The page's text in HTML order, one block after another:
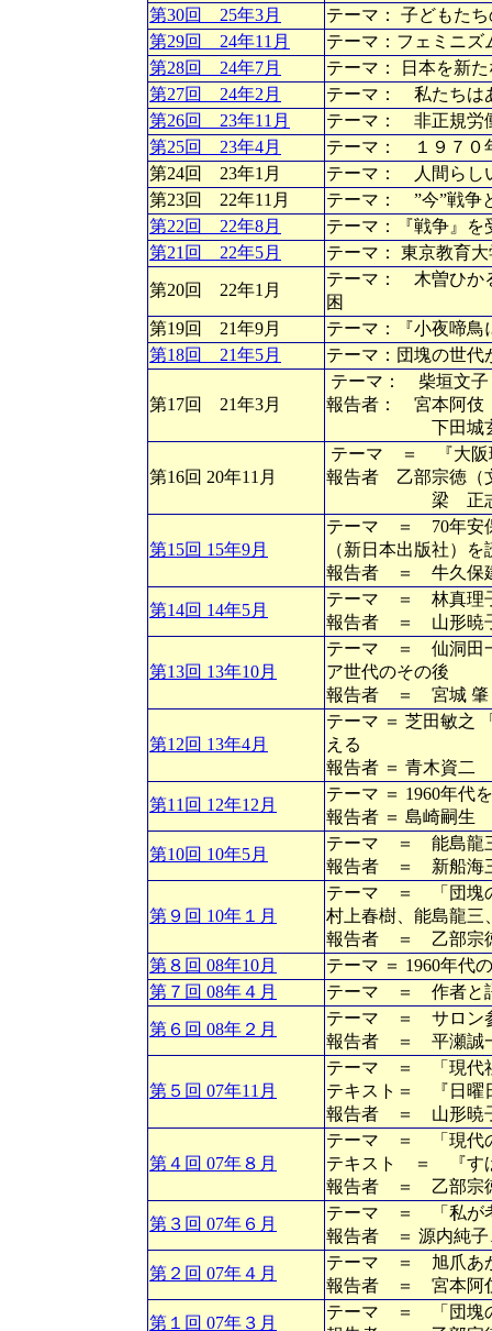
第30回 25年3月
テーマ： 子どもた
第29回 24年11月
テーマ：フェミニ
第28回 24年7月
テーマ： 日本を新
第27回 24年2月
テーマ： 私たちは
第26回 23年11月
テーマ： 非正規労
第25回 23年4月
テーマ： １９７０
第24回 23年1月
テーマ： 人間らし
第23回 22年11月
テーマ： ”今”戦争
第22回 22年8月
テーマ：『戦争』
第21回 22年5月
テーマ： 東京教育
第20回 22年1月
テーマ： 木曽ひか
困
第19回 21年9月
テーマ：『小夜啼
第18回 21年5月
テーマ：団塊の世
第17回 21年3月
テーマ： 柴垣文子
報告者： 宮本阿伎
下田城玄（文
第16回 20年11月
テーマ ＝ 『大阪
報告者 乙部宗徳（
梁 正志（第15
第15回 15年9月
テーマ ＝ 70年安
（新日本出版社）を
報告者 ＝ 牛久保
第14回 14年5月
テーマ ＝ 林真理
報告者 ＝ 山形暁
第13回 13年10月
テーマ ＝ 仙洞田
ア世代のその後
報告者 ＝ 宮城 肇
第12回 13年4月
テーマ ＝ 芝田敏之
える
報告者 ＝ 青木資二
第11回 12年12月
テーマ ＝ 1960年代
報告者 ＝ 島崎嗣生
第10回 10年5月
テーマ ＝ 能島龍
報告者 ＝ 新船海
第９回 10年１月
テーマ ＝ 「団塊
村上春樹、能島龍三
報告者 ＝ 乙部宗
第８回 08年10月
テーマ ＝ 1960年代
第７回 08年４月
テーマ ＝ 作者と
第６回 08年２月
テーマ ＝ サロン
報告者 ＝ 平瀬誠
第５回 07年11月
テーマ ＝ 「現代
テキスト＝ 『日曜
報告者 ＝ 山形暁
第４回 07年８月
テーマ ＝ 「現代
テキスト ＝ 『す
報告者 ＝ 乙部宗
第３回 07年６月
テーマ ＝ 「私が
報告者 ＝ 源内純子
第２回 07年４月
テーマ ＝ 旭爪あか
報告者 ＝ 宮本阿
第１回 07年３月
テーマ ＝ 「団塊